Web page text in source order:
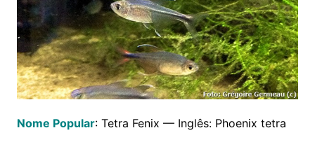
Nome Popular: Tetra Fenix — Inglês: Phoenix tetra